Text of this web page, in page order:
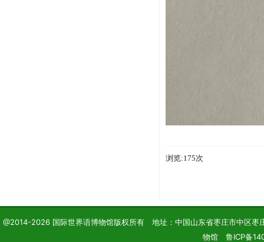
浏览:175次
@2014-2026 国际世界语博物馆版权所有 地址：中国山东省枣庄市中区
物馆 鲁ICP备